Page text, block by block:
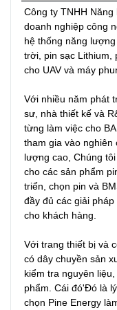
Công ty TNHH
doanh nghiệp công
hệ thống năng
trời, pin sạc Lithium,
cho UAV và máy
Với nhiều năm phát
sư, nhà thiết kế và
từng làm việc cho
tham gia vào nghiên
lượng cao, Chúng
cho các sản phẩm
triển, chọn pin và
đầy đủ các giải
cho khách hàng.
Với trang thiết bị và
có dây chuyền sản
kiểm tra nguyên
phẩm. Cái đó'Đó là
chọn Pine Energy